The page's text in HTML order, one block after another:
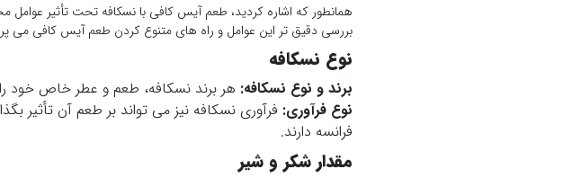
همانطور که اشاره کردید، طعم آیس کافی با نسکافه تحت تأثیر عوامل
بررسی دقیق تر این عوامل و راه های متنوع کردن طعم آیس کافی می
نوع نسکافه
برند و نوع نسکافه: هر برند نسکافه، طعم و عطر خاص خود
نوع فرآوری: فرآوری نسکافه نیز می تواند بر طعم آن تأثیر
فرانسه دارند.
مقدار شکر و شیر